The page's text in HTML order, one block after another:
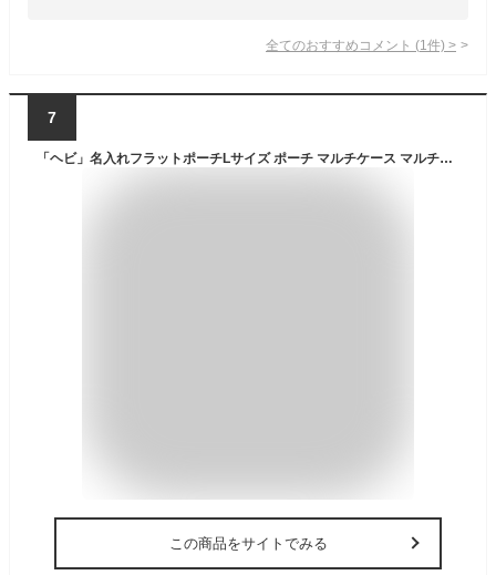
全てのおすすめコメント (1 件) >
7
「ヘビ」名入れフラットポーチLサイズ ポーチ マルチケース マルチポーチ 小物入れ 収納 おもちゃバッグ クラッチバッグ 推し活 名入れ 名入れグッズ メンズ レディース オリジナル お揃い オーダーメイドアイテム 爬虫類 ピクトグラム
この商品をサイトでみる